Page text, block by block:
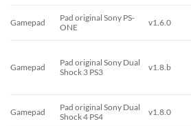
Gamepad
Pad original Sony PS-
ONE
v1.6.0
Gamepad
Pad original Sony Dual
Shock 3 PS3
v1.8.b
Gamepad
Pad original Sony Dual
Shock 4 PS4
v1.8.0